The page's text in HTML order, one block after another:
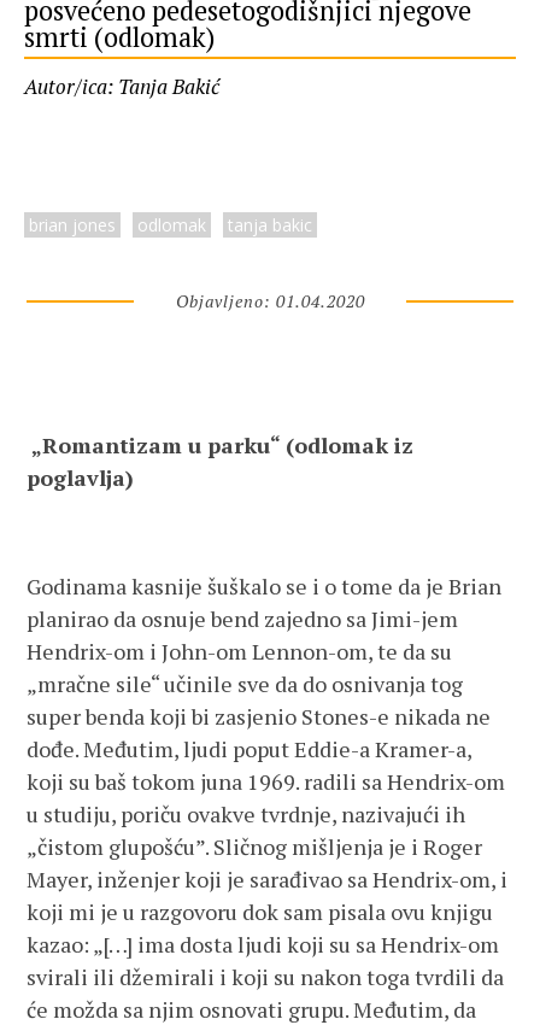
posvećeno pedesetogodišnjici njegove
smrti (odlomak)
Autor/ica: Tanja Bakić
brian jones odlomak tanja bakic
Objavljeno: 01.04.2020
„Romantizam u parku“ (odlomak iz
poglavlja)
Godinama kasnije šuškalo se i o tome da je Brian
planirao da osnuje bend zajedno sa Jimi-jem
Hendrix-om i John-om Lennon-om, te da su
„mračne sile“ učinile sve da do osnivanja tog
super benda koji bi zasjenio Stones-e nikada ne
dođe. Međutim, ljudi poput Eddie-a Kramer-a,
koji su baš tokom juna 1969. radili sa Hendrix-om
u studiju, poriču ovakve tvrdnje, nazivajući ih
„čistom glupošću”. Sličnog mišljenja je i Roger
Mayer, inženjer koji je sarađivao sa Hendrix-om, i
koji mi je u razgovoru dok sam pisala ovu knjigu
kazao: „[…] ima dosta ljudi koji su sa Hendrix-om
svirali ili džemirali i koji su nakon toga tvrdili da
će možda sa njim osnovati grupu. Međutim, da